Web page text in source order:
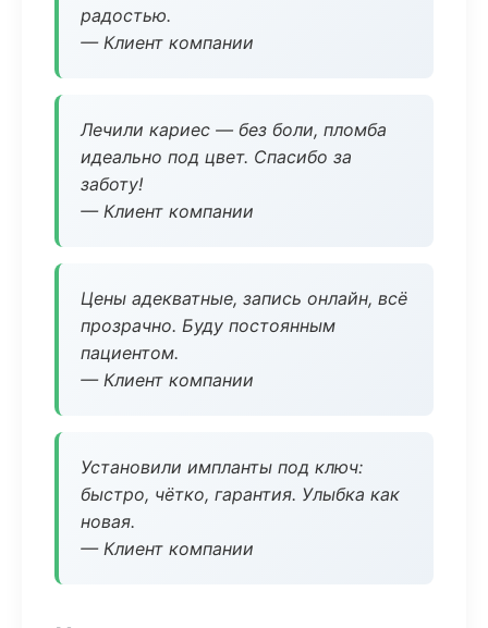
радостью.
— Клиент компании
Лечили кариес — без боли, пломба
идеально под цвет. Спасибо за
заботу!
— Клиент компании
Цены адекватные, запись онлайн, всё
прозрачно. Буду постоянным
пациентом.
— Клиент компании
Установили импланты под ключ:
быстро, чётко, гарантия. Улыбка как
новая.
— Клиент компании